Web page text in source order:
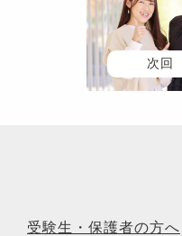
次回
受験生・保護者の方へ